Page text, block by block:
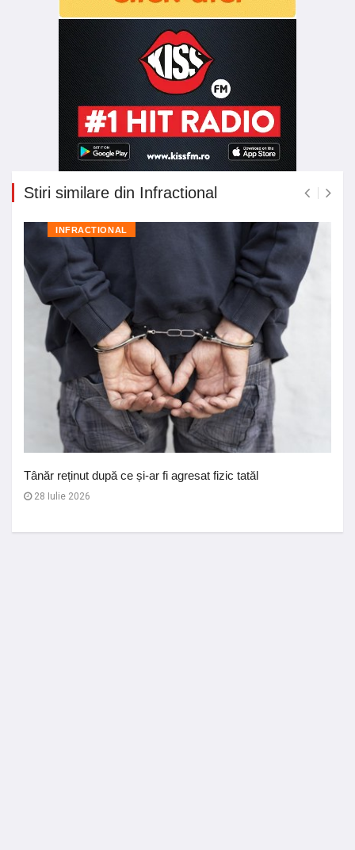
Stiri similare din Infractional
INFRACTIONAL
Tânăr reținut după ce și-ar fi agresat fizic tatăl
28 Iulie 2026